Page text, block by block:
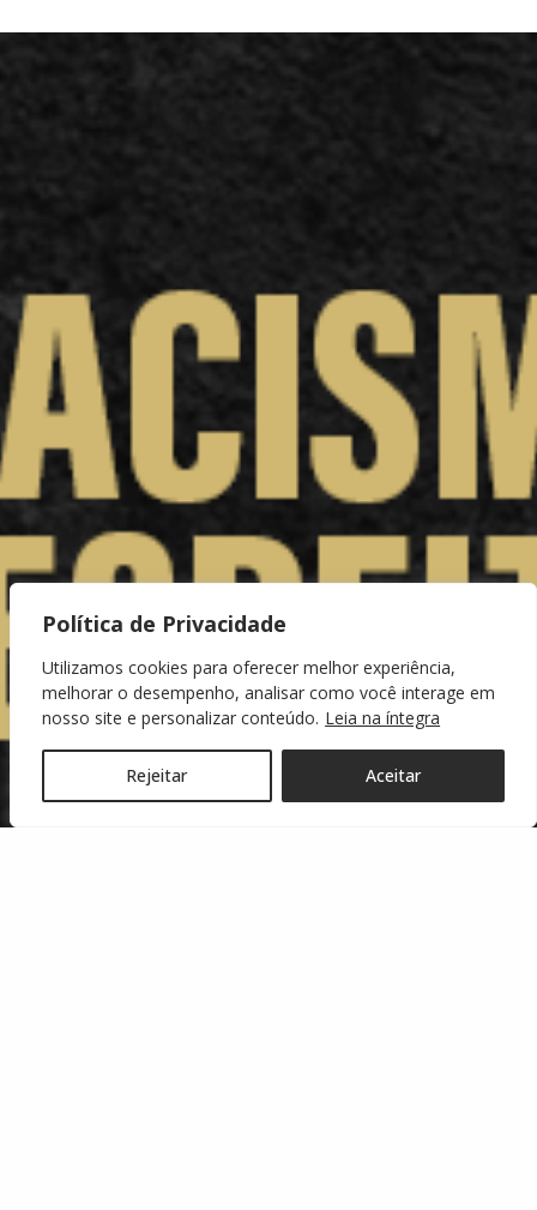
Política de Privacidade
Utilizamos cookies para oferecer melhor experiência,
melhorar o desempenho, analisar como você interage em
nosso site e personalizar conteúdo. Leia na íntegra
Rejeitar Aceitar